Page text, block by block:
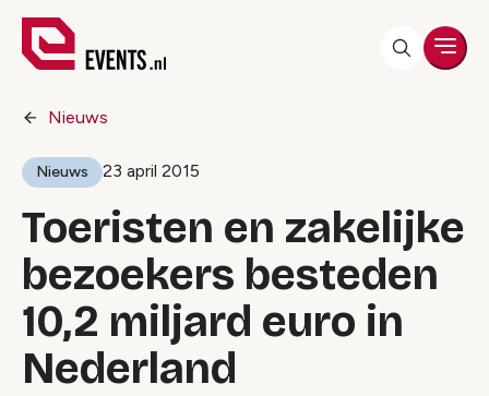
Nieuws
Nieuws 23 april 2015
Toeristen en zakelijke
bezoekers besteden
10,2 miljard euro in
Nederland